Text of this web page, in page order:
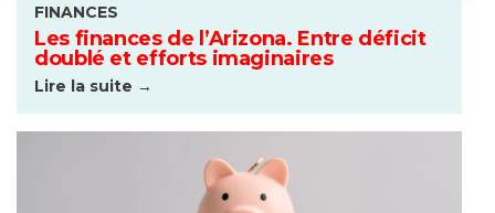
FINANCES
Les finances de l’Arizona. Entre déficit
doublé et efforts imaginaires
Lire la suite →